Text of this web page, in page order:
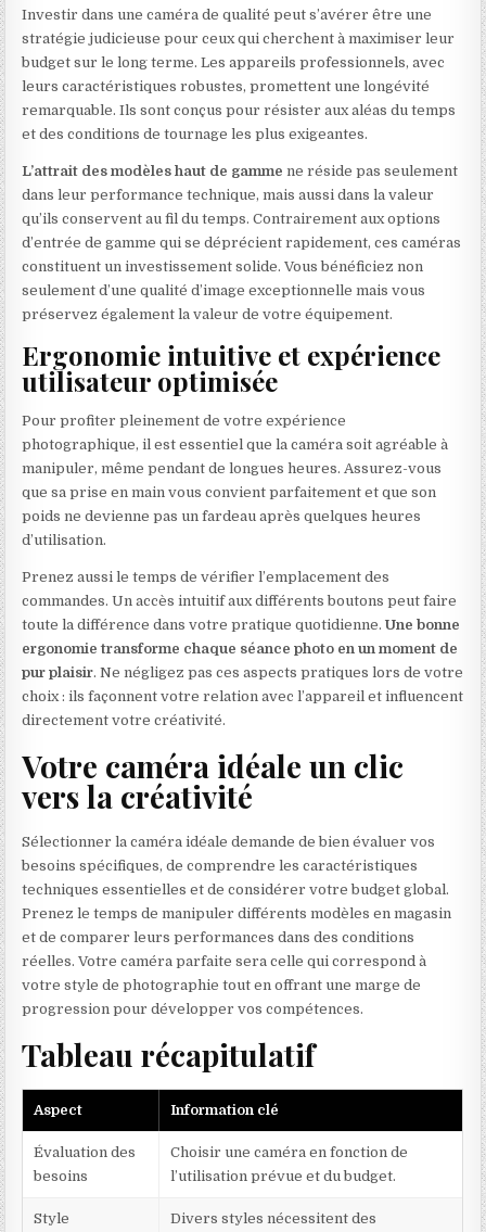
Investir dans une caméra de qualité peut s’avérer être une
stratégie judicieuse pour ceux qui cherchent à maximiser leur
budget sur le long terme. Les appareils professionnels, avec
leurs caractéristiques robustes, promettent une longévité
remarquable. Ils sont conçus pour résister aux aléas du temps
et des conditions de tournage les plus exigeantes.
L’attrait des modèles haut de gamme ne réside pas seulement
dans leur performance technique, mais aussi dans la valeur
qu’ils conservent au fil du temps. Contrairement aux options
d’entrée de gamme qui se déprécient rapidement, ces caméras
constituent un investissement solide. Vous bénéficiez non
seulement d’une qualité d’image exceptionnelle mais vous
préservez également la valeur de votre équipement.
Ergonomie intuitive et expérience
utilisateur optimisée
Pour profiter pleinement de votre expérience
photographique, il est essentiel que la caméra soit agréable à
manipuler, même pendant de longues heures. Assurez-vous
que sa prise en main vous convient parfaitement et que son
poids ne devienne pas un fardeau après quelques heures
d’utilisation.
Prenez aussi le temps de vérifier l’emplacement des
commandes. Un accès intuitif aux différents boutons peut faire
toute la différence dans votre pratique quotidienne.Une bonne
ergonomie transforme chaque séance photo en un moment de
pur plaisir. Ne négligez pas ces aspects pratiques lors de votre
choix : ils façonnent votre relation avec l’appareil et influencent
directement votre créativité.
Votre caméra idéale un clic
vers la créativité
Sélectionner la caméra idéale demande de bien évaluer vos
besoins spécifiques, de comprendre les caractéristiques
techniques essentielles et de considérer votre budget global.
Prenez le temps de manipuler différents modèles en magasin
et de comparer leurs performances dans des conditions
réelles. Votre caméra parfaite sera celle qui correspond à
votre style de photographie tout en offrant une marge de
progression pour développer vos compétences.
Tableau récapitulatif
Aspect Information clé
Évaluation des
besoins
Choisir une caméra en fonction de
l’utilisation prévue et du budget.
Style
Divers styles nécessitent des